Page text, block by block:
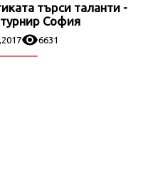
търси таланти -
София
6631